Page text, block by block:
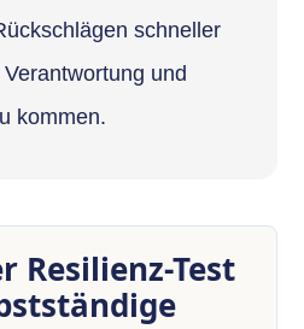
schneller
und
kommen.
Resilienz-Test